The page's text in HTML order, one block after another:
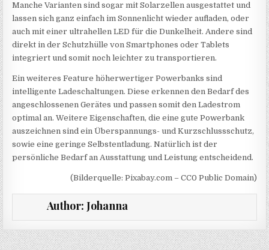
Manche Varianten sind sogar mit Solarzellen ausgestattet und
lassen sich ganz einfach im Sonnenlicht wieder aufladen, oder
auch mit einer ultrahellen LED für die Dunkelheit. Andere sind
direkt in der Schutzhülle von Smartphones oder Tablets
integriert und somit noch leichter zu transportieren.
Ein weiteres Feature höherwertiger Powerbanks sind
intelligente Ladeschaltungen. Diese erkennen den Bedarf des
angeschlossenen Gerätes und passen somit den Ladestrom
optimal an. Weitere Eigenschaften, die eine gute Powerbank
auszeichnen sind ein Überspannungs- und Kurzschlussschutz,
sowie eine geringe Selbstentladung. Natürlich ist der
persönliche Bedarf an Ausstattung und Leistung entscheidend.
(Bilderquelle: Pixabay.com – CC0 Public Domain)
Author: Johanna